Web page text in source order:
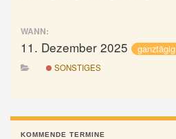
WANN:
11. Dezember 2025 ganztägig
SONSTIGES
KOMMENDE TERMINE